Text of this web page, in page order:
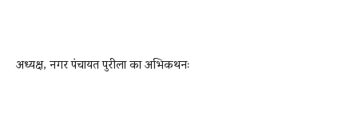
अध्यक्ष, नगर पंचायत पुरीला का अभिकथनः